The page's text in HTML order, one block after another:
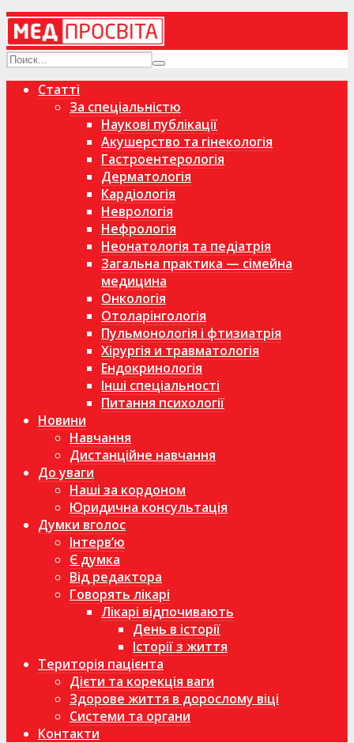
Статті
За спеціальністю
Наукові публікації
Акушерство та гінекологія
Гастроентерологія
Дерматологія
Кардіологія
Неврологія
Нефрологія
Неонатологія та педіатрія
Загальна практика — сімейна
медицина
Онкологія
Отоларінгологія
Пульмонологія і фтизиатрія
Хірургія и травматологія
Ендокринологія
Інші спеціальності
Питання психології
Новини
Навчання
Дистанційне навчання
До уваги
Наші за кордоном
Юридична консультація
Думки вголос
Інтерв’ю
Є думка
Від редактора
Говорять лікарі
Лікарі відпочивають
День в історії
Історії з життя
Територія пацієнта
Дієти та корекція ваги
Здорове життя в дорослому віці
Системи та органи
Контакти